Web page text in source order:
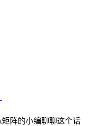
阵的小编聊聊这个话